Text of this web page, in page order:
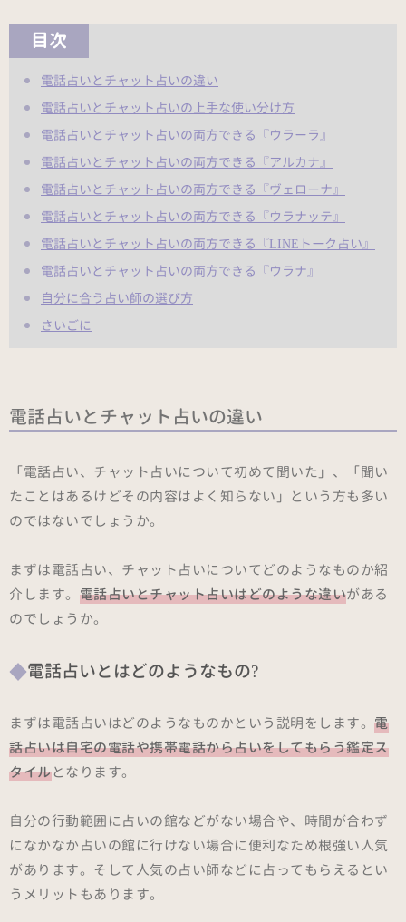
目次
電話占いとチャット占いの違い
電話占いとチャット占いの上手な使い分け方
電話占いとチャット占いの両方できる『ウラーラ』
電話占いとチャット占いの両方できる『アルカナ』
電話占いとチャット占いの両方できる『ヴェローナ』
電話占いとチャット占いの両方できる『ウラナッテ』
電話占いとチャット占いの両方できる『LINEトーク占い』
電話占いとチャット占いの両方できる『ウラナ』
自分に合う占い師の選び方
さいごに
電話占いとチャット占いの違い
「電話占い、チャット占いについて初めて聞いた」、「聞い
たことはあるけどその内容はよく知らない」という方も多い
のではないでしょうか。
まずは電話占い、チャット占いについてどのようなものか紹
介します。 電話占いとチャット占いはどのような違いがある
のでしょうか。
電話占いとはどのようなもの?
まずは電話占いはどのようなものかという説明をします。 電
話占いは自宅の電話や携帯電話から占いをしてもらう鑑定ス
タイルとなります。
自分の行動範囲に占いの館などがない場合や、時間が合わず
になかなか占いの館に行けない場合に便利なため根強い人気
があります。そして人気の占い師などに占ってもらえるとい
うメリットもあります。